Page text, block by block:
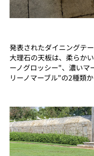
発表されたダイニングテ
大理石の天板は、柔らか
ーノグロッシー"、濃いマ
リーノマーブル"の2種類